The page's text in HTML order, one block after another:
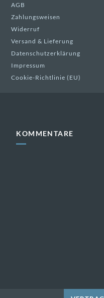
AGB
Zahlungsweisen
Widerruf
Versand & Lieferung
Datenschutzerklärung
Impressum
Cookie-Richtlinie (EU)
KOMMENTARE